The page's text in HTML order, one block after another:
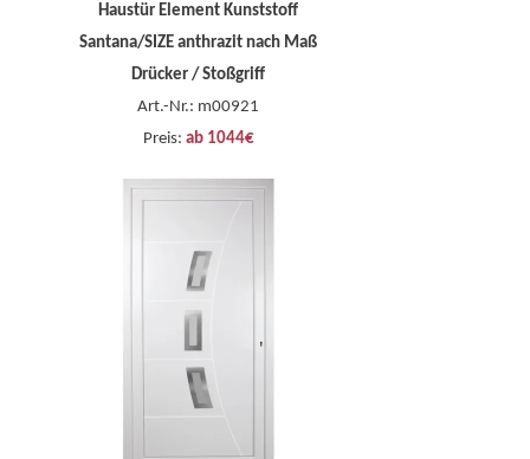
Haustür Element Kunststoff
Santana/SIZE anthrazit nach Maß
Drücker / Stoßgriff
Art.-Nr.: m00921
Preis: ab 1044€